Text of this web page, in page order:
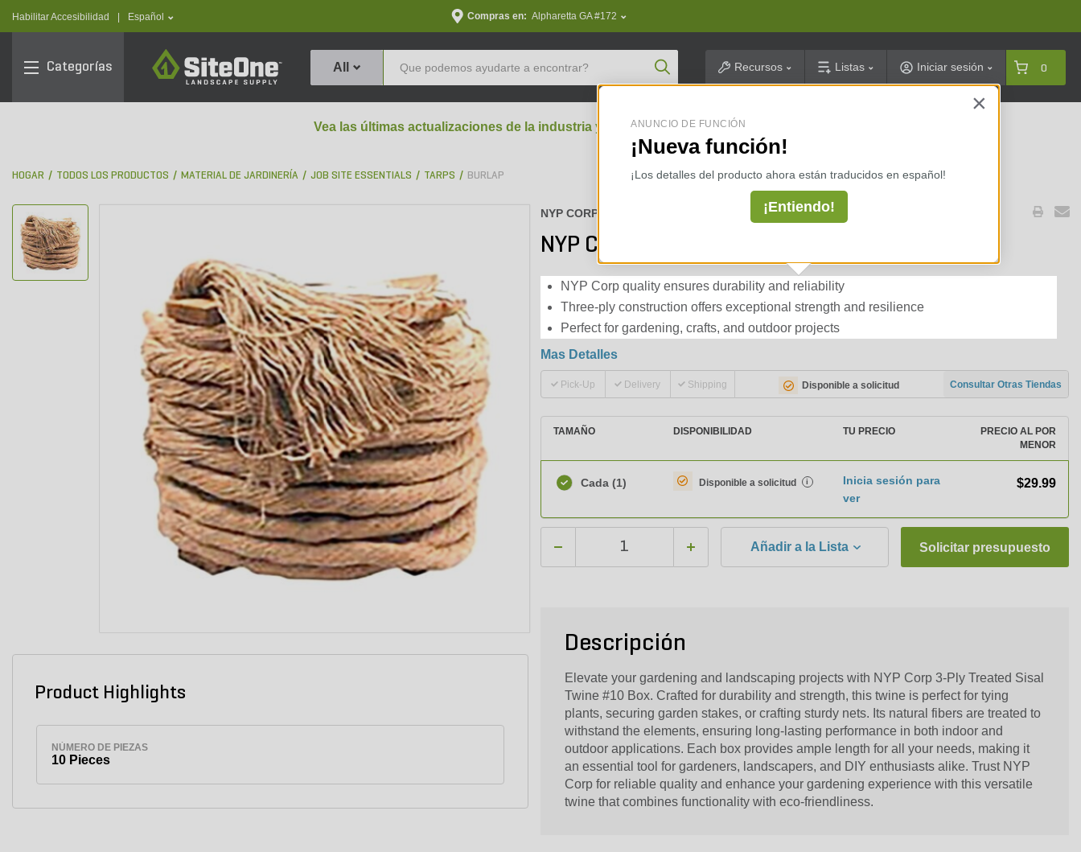
Habilitar Accesibilidad text.language
Español Compras en: Alpharetta GA #172
Categorías
SiteOne
All Product SearchRecursos Listas Iniciar sesión 0
Vea las últimas actualizaciones de la industria y perspectivas arancelarias ⇢
HOGAR TODOS LOS PRODUCTOS MATERIAL DE JARDINERÍA JOB SITE ESSENTIALS TARPS BURLAP
Product Highlights
NÚMERO DE PIEZAS
10 Pieces
NYP CORP :
NYP Corp 3-Ply Treated Sisal Twine #10 Box
NYP Corp quality ensures durability and reliability
Three-ply construction offers exceptional strength and resilience
Perfect for gardening, crafts, and outdoor projects
Mas Detalles
Pick-Up Delivery Shipping Disponible a solicitud Consultar Otras Tiendas
TAMAÑO DISPONIBILIDAD TU PRECIO
PRECIO AL POR
MENOR
Cada (1) Disponible a solicitud i
Inicia sesión para
ver
$29.99
Añadir a la Lista Solicitar presupuesto
Descripción
Elevate your gardening and landscaping projects with NYP Corp 3-Ply Treated Sisal
Twine #10 Box. Crafted for durability and strength, this twine is perfect for tying
plants, securing garden stakes, or crafting sturdy nets. Its natural fibers are treated to
withstand the elements, ensuring long-lasting performance in both indoor and
outdoor applications. Each box provides ample length for all your needs, making it
an essential tool for gardeners, landscapers, and DIY enthusiasts alike. Trust NYP
Corp for reliable quality and enhance your gardening experience with this versatile
twine that combines functionality with eco-friendliness.
×
ANUNCIO DE FUNCIÓN
¡Nueva función!
¡Los detalles del producto ahora están traducidos en español!
¡Entiendo!